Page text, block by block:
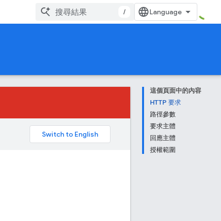
/
這個頁面中的內容
HTTP 要求
路徑參數
要求主體
回應主體
授權範圍